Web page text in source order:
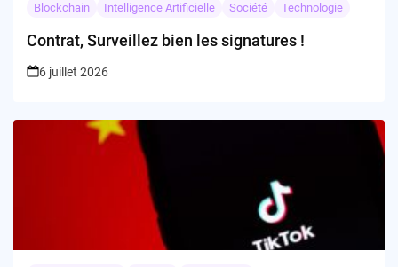
Blockchain Intelligence Artificielle Société Technologie
Contrat, Surveillez bien les signatures !
6 juillet 2026